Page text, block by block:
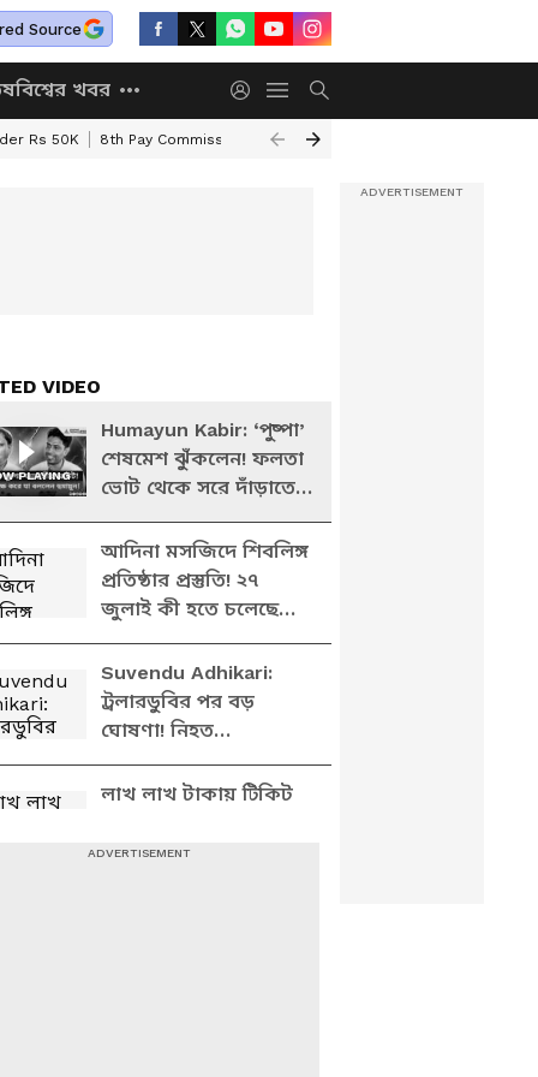
Source
বিশ্বের খবর
Rs 50K 8th Pay Commission Chhatravriti Yojana
VIDEO
PLAYING
Humayun Kabir: ‘পুষ্পা’
শেষমেশ ঝুঁকলেন! ফলতা
ভোট থেকে সরে দাঁড়াতেই
বিস্ফোরক হুমায়ুন
আদিনা মসজিদে শিবলিঙ্গ
প্রতিষ্ঠার প্রস্তুতি! ২৭
জুলাই কী হতে চলেছে
মালদায়?
Suvendu Adhikari:
ট্রলারডুবির পর বড়
ঘোষণা! নিহত
মৎস্যজীবীদের পরিবারকে
কী দিলেন মুখ্যমন্ত্রী?
লাখ লাখ টাকায় টিকিট
দিন শেষ, বিধানসভা